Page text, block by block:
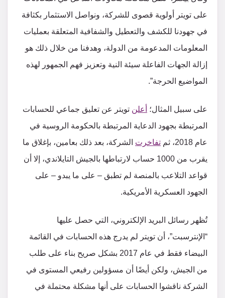
على تويتر أولوية قصوى للشركة، ونواصل الاستثمار بكثافة
في جهودنا للكشف والتعطيل والشفافية المتعلقة بعمليات
المعلومات المدعومة من الدولة، وهدفنا من خلال ذلك هو
إزالة الجهات الفاعلة سيئة النية وتعزيز فهم الجمهور لهذه
المواضيع الحرجة”.
على سبيل المثال؛ أعلن تويتر عن تعليق جماعي للحسابات
المرتبطة بجهود الدعاية المرتبطة بالحكومة الروسية في
عام 2018، ثم
تفاخرت الشركة، بعد ذلك بعامين، بإغلاق ما
يقرب من 1000 حساب لارتباطها بالجيش التايلاندي، إلا أن
قواعد التلاعب بالمنصة لم تطبق – على ما يبدو – على
الجهود العسكرية الأمريكية.
تُظهر رسائل البريد الإلكتروني، التي حصل عليها
“الإنترسبت”، أن تويتر لم يدرج هذه الحسابات في القائمة
البيضاء فقط في عام 2017 بشكل صريح بناء على طلب
من الجيش، ولكن أيضًا أن مسؤولين رفيعي المستوى في
الشركة ناقشوا الحسابات على أنها مشكلة محتملة في